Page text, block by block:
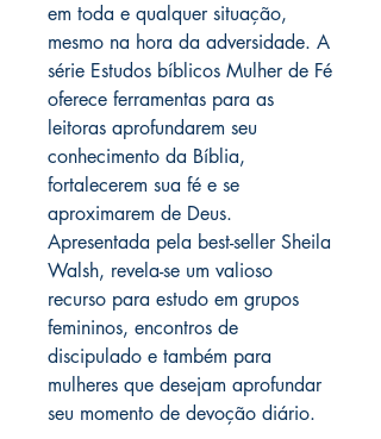
em toda e qualquer situação,
mesmo na hora da adversidade. A
série Estudos bíblicos Mulher de Fé
oferece ferramentas para as
leitoras aprofundarem seu
conhecimento da Bíblia,
fortalecerem sua fé e se
aproximarem de Deus.
Apresentada pela best-seller Sheila
Walsh, revela-se um valioso
recurso para estudo em grupos
femininos, encontros de
discipulado e também para
mulheres que desejam aprofundar
seu momento de devoção diário.